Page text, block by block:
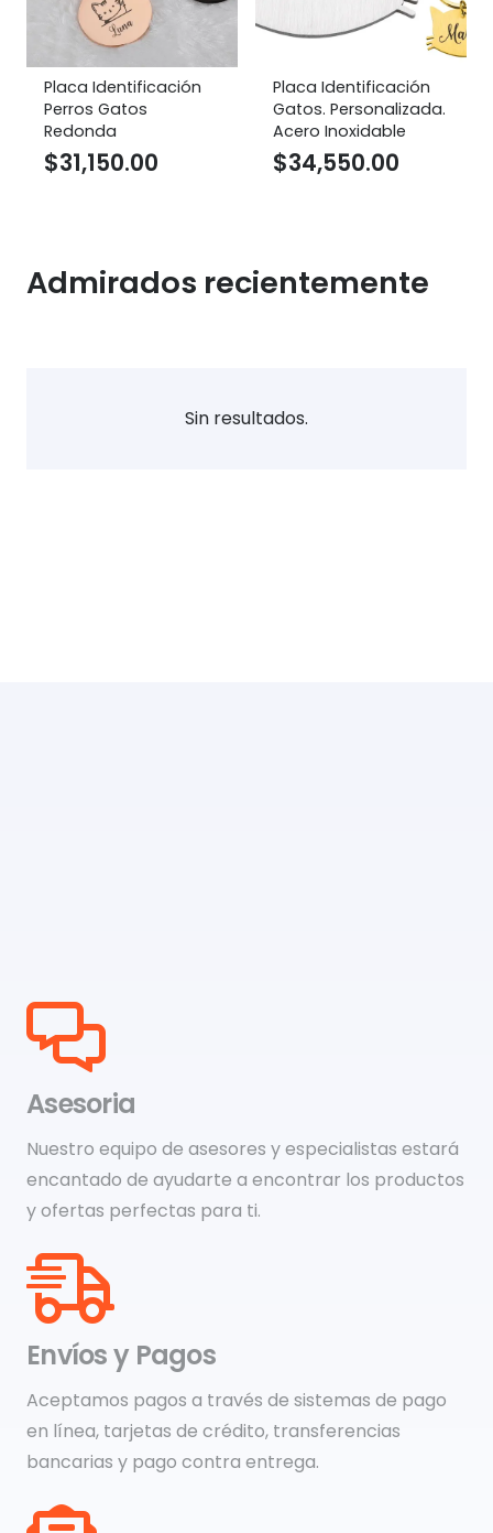
Placa Identificación
Perros Gatos
Redonda
$31,150.00
Placa Identificación
Gatos. Personalizada.
Acero Inoxidable
$34,550.00
Admirados recientemente
Sin resultados.
Asesoria
Nuestro equipo de asesores y especialistas estará
encantado de ayudarte a encontrar los productos
y ofertas perfectas para ti.
Envíos y Pagos
Aceptamos pagos a través de sistemas de pago
en línea, tarjetas de crédito, transferencias
bancarias y pago contra entrega.